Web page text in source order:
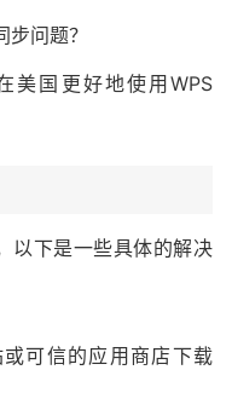
问题？
美国更好地使用WPS
以下是一些具体的解决
可信的应用商店下载